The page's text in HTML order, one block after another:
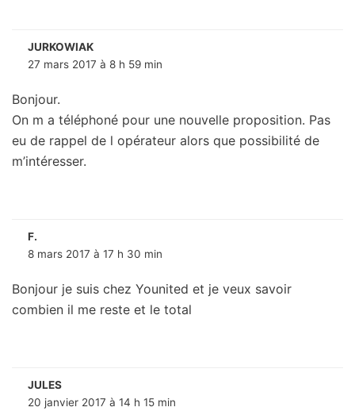
JURKOWIAK
27 mars 2017 à 8 h 59 min
Bonjour.
On m a téléphoné pour une nouvelle proposition. Pas
eu de rappel de l opérateur alors que possibilité de
m’intéresser.
F.
8 mars 2017 à 17 h 30 min
Bonjour je suis chez Younited et je veux savoir
combien il me reste et le total
JULES
20 janvier 2017 à 14 h 15 min